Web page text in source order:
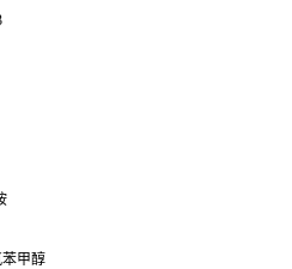
苯甲醇